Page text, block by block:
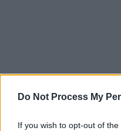
Do Not Process My
If you wish to opt-out of